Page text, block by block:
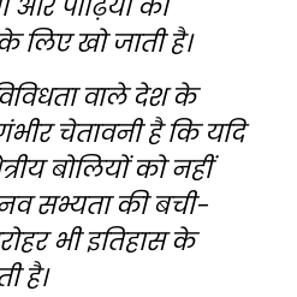
और पीढ़ियों की
लिए खो जाती है।
वाले देश के
चेतावनी है कि यदि
बोलियों को नहीं
सभ्यता की बची-
भी इतिहास के
है।